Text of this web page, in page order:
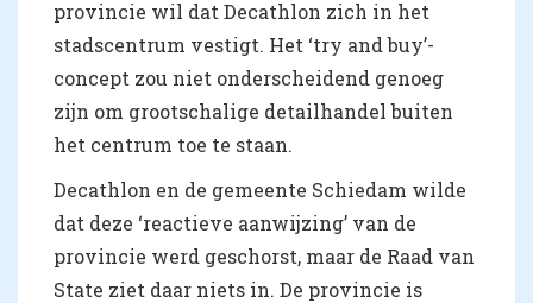
provincie wil dat Decathlon zich in het
stadscentrum vestigt. Het ‘try and buy’-
concept zou niet onderscheidend genoeg
zijn om grootschalige detailhandel buiten
het centrum toe te staan.
Decathlon en de gemeente Schiedam wilde
dat deze ‘reactieve aanwijzing’ van de
provincie werd geschorst, maar de Raad van
State ziet daar niets in. De provincie is